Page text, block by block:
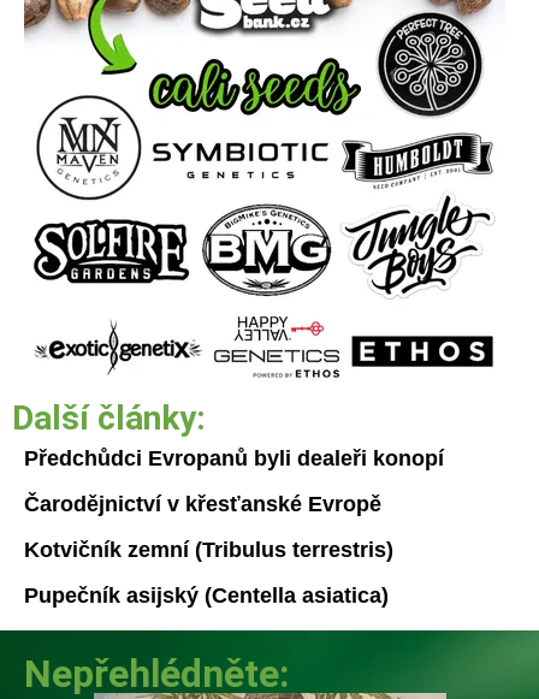
Další články:
Předchůdci Evropanů byli dealeři konopí
Čarodějnictví v křesťanské Evropě
Kotvičník zemní (Tribulus terrestris)
Pupečník asijský (Centella asiatica)
Nepřehlédněte: